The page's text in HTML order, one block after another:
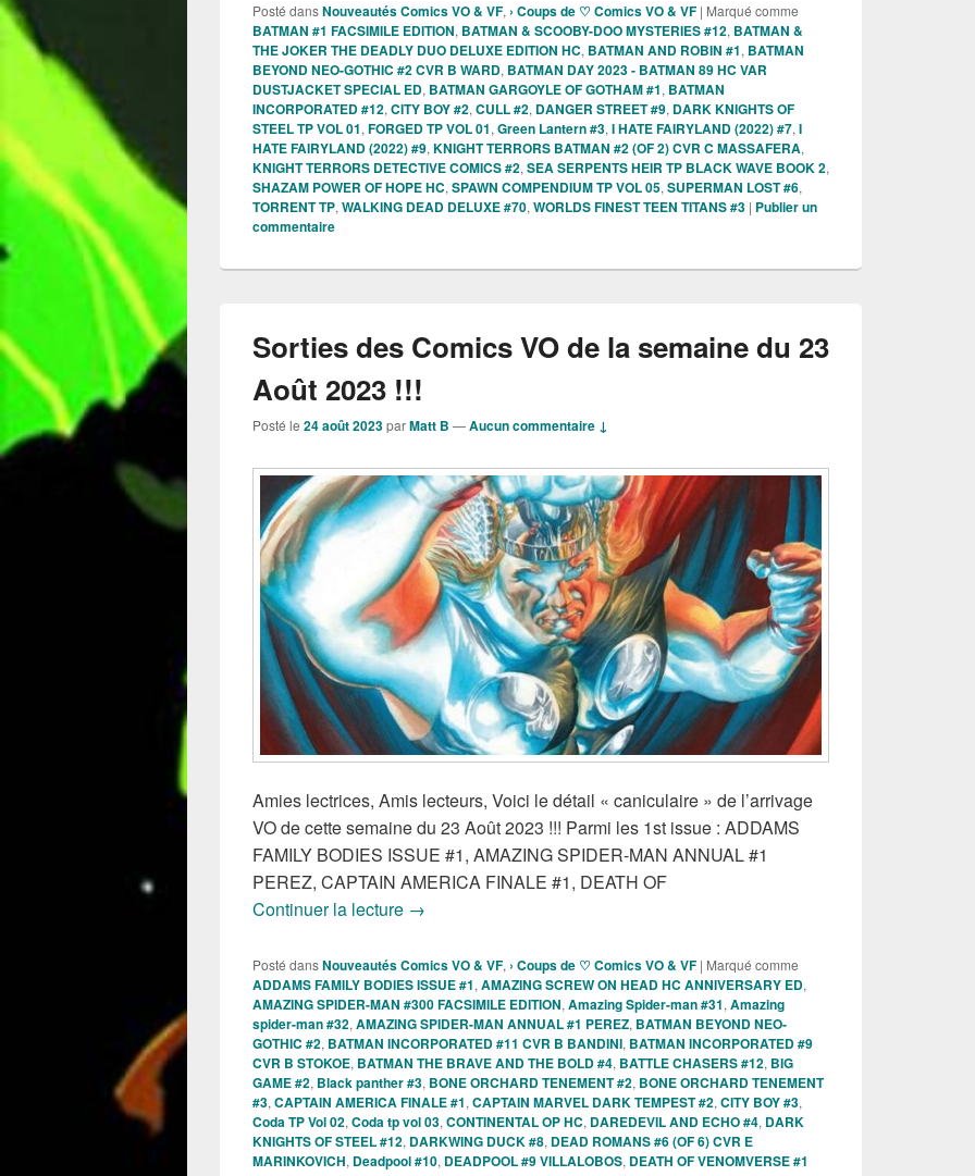
Posté dansNouveautés Comics VO & VF, › Coups de ♡ Comics VO & VF | Marqué comme
BATMAN #1 FACSIMILE EDITION, BATMAN & SCOOBY-DOO MYSTERIES #12, BATMAN &
THE JOKER THE DEADLY DUO DELUXE EDITION HC, BATMAN AND ROBIN #1, BATMAN
BEYOND NEO-GOTHIC #2 CVR B WARD, BATMAN DAY 2023 - BATMAN 89 HC VAR
DUSTJACKET SPECIAL ED, BATMAN GARGOYLE OF GOTHAM #1, BATMAN
INCORPORATED #12, CITY BOY #2, CULL #2, DANGER STREET #9, DARK KNIGHTS OF
STEEL TP VOL 01, FORGED TP VOL 01, Green Lantern #3, I HATE FAIRYLAND (2022) #7, I
HATE FAIRYLAND (2022) #9, KNIGHT TERRORS BATMAN #2 (OF 2) CVR C MASSAFERA,
KNIGHT TERRORS DETECTIVE COMICS #2, SEA SERPENTS HEIR TP BLACK WAVE BOOK 2,
SHAZAM POWER OF HOPE HC, SPAWN COMPENDIUM TP VOL 05, SUPERMAN LOST #6,
TORRENT TP, WALKING DEAD DELUXE #70, WORLDS FINEST TEEN TITANS #3 | Publier un
commentaire
Sorties des Comics VO de la semaine du 23
Août 2023 !!!
Posté le 24 août 2023parMatt B —Aucun commentaire ↓
Amies lectrices, Amis lecteurs, Voici le détail « caniculaire » de l’arrivage
VO de cette semaine du 23 Août 2023 !!! Parmi les 1st issue : ADDAMS
FAMILY BODIES ISSUE #1, AMAZING SPIDER-MAN ANNUAL #1
PEREZ, CAPTAIN AMERICA FINALE #1, DEATH OF
Continuer la lecture Sorties des Comics VO de la semaine du 23 Août 2023 !!!
→
Posté dansNouveautés Comics VO & VF, › Coups de ♡ Comics VO & VF | Marqué comme
ADDAMS FAMILY BODIES ISSUE #1, AMAZING SCREW ON HEAD HC ANNIVERSARY ED,
AMAZING SPIDER-MAN #300 FACSIMILE EDITION, Amazing Spider-man #31, Amazing
spider-man #32, AMAZING SPIDER-MAN ANNUAL #1 PEREZ, BATMAN BEYOND NEO-
GOTHIC #2, BATMAN INCORPORATED #11 CVR B BANDINI, BATMAN INCORPORATED #9
CVR B STOKOE, BATMAN THE BRAVE AND THE BOLD #4, BATTLE CHASERS #12, BIG
GAME #2, Black panther #3, BONE ORCHARD TENEMENT #2, BONE ORCHARD TENEMENT
#3, CAPTAIN AMERICA FINALE #1, CAPTAIN MARVEL DARK TEMPEST #2, CITY BOY #3,
Coda TP Vol 02, Coda tp vol 03, CONTINENTAL OP HC, DAREDEVIL AND ECHO #4, DARK
KNIGHTS OF STEEL #12, DARKWING DUCK #8, DEAD ROMANS #6 (OF 6) CVR E
MARINKOVICH, Deadpool #10, DEADPOOL #9 VILLALOBOS, DEATH OF VENOMVERSE #1